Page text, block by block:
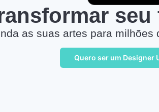
as suas artes para milhões
Quero ser um Designer